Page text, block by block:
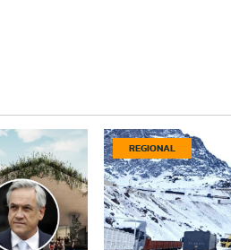
REGIONAL